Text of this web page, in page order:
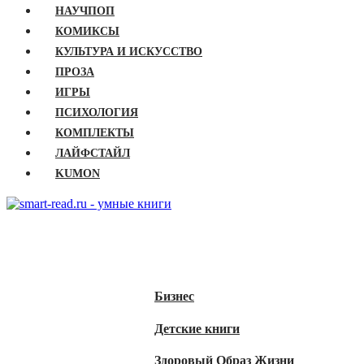
НАУЧПОП
КОМИКСЫ
КУЛЬТУРА И ИСКУССТВО
ПРОЗА
ИГРЫ
ПСИХОЛОГИЯ
КОМПЛЕКТЫ
ЛАЙФСТАЙЛ
KUMON
Бизнес
Детские книги
Здоровый Образ Жизни